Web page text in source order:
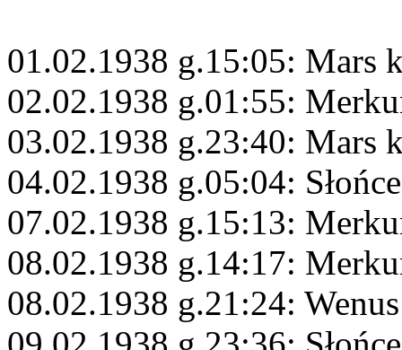
01.02.1938 g.15:05: Mars
02.02.1938 g.01:55:
03.02.1938 g.23:40: Mars
04.02.1938 g.05:04:
07.02.1938 g.15:13:
08.02.1938 g.14:17:
08.02.1938 g.21:24: